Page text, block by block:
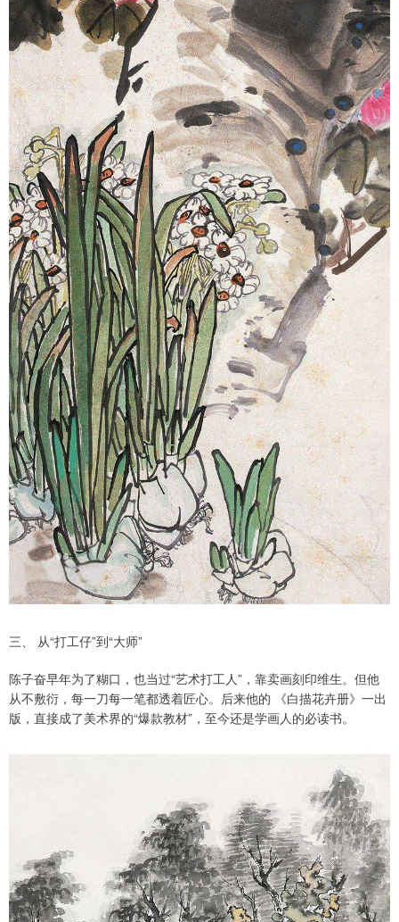
三、 从“打工仔”到“大师”
陈子奋早年为了糊口，也当过“艺术打工人”，靠卖画刻印维生。但他
从不敷衍，每一刀每一笔都透着匠心。后来他的 《白描花卉册》一出
版，直接成了美术界的“爆款教材”，至今还是学画人的必读书。